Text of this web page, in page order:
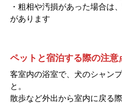
・粗相や汚損があった場合は
があります
ペットと宿泊する際の注意
客室内の浴室で、犬のシャン
と。
散歩など外出から室内に戻る